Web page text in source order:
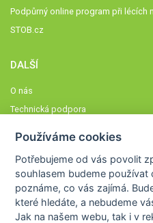
Podpůrný online program při lécích
STOB.cz
DALŠÍ
O nás
Technická podpora
Členové STOBklubu
Zásady nakládání s osobními údaji
Otestujte se
Spočítejte si
Používáme cookies
Potřebujeme od vás povolit
souhlasem budeme
poznáme,co vás zajímá.
které hledáte, a nebudeme
Jak na našem webu, tak i v